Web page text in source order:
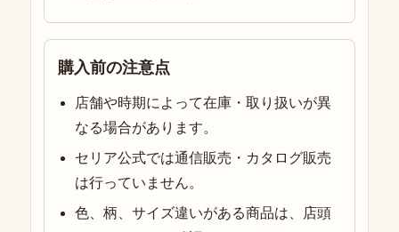
購入前の注意点
店舗や時期によって在庫・取り扱いが異
なる場合があります。
セリア公式では通信販売・カタログ販売
は行っていません。
色、柄、サイズ違いがある商品は、店頭